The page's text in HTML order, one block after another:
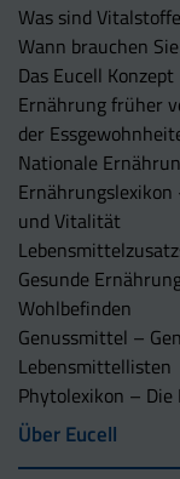
Was sind
Wann brauchen
Das Eucell Konzept
Ernährung früher
der
Nationale
und Vitalität
Gesunde
Wohlbefinden
Genussmittel –
Lebensmittellisten
Phytolexikon –
Über Eucell